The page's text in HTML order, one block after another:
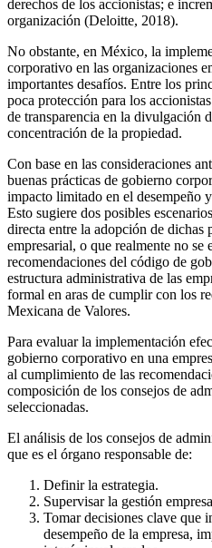
derechos de los accionistas; e
organización (Deloitte, 2018).
No obstante, en México, la
corporativo en las organizaciones
importantes desafíos. Entre los
poca protección para los
de transparencia en la divulgación
concentración de la propiedad.
Con base en las consideraciones
buenas prácticas de gobierno
impacto limitado en el desempeño
Esto sugiere dos posibles
directa entre la adopción de dichas
empresarial, o que realmente no se
recomendaciones del código de
estructura administrativa de las
formal en aras de cumplir con los
Mexicana de Valores.
Para evaluar la implementación
gobierno corporativo en una
al cumplimiento de las
composición de los consejos de
seleccionadas.
El análisis de los consejos de
que es el órgano responsable de:
Definir la estrategia.
Supervisar la gestión
Tomar decisiones clave que
desempeño de la empresa,